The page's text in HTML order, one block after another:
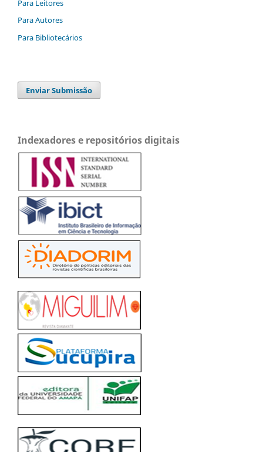
Para Leitores
Para Autores
Para Bibliotecários
Enviar Submissão
Indexadores e repositórios digitais